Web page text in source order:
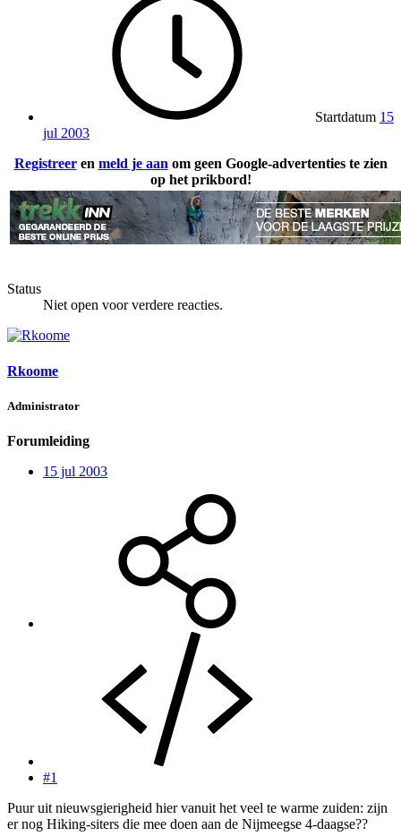
Startdatum 15
jul 2003
Registreeren meld je aan om geen Google-advertenties te zien
op het prikbord!
Status
Niet open voor verdere reacties.
Rkoome
Administrator
Forumleiding
15 jul 2003
#1
Puur uit nieuwsgierigheid hier vanuit het veel te warme zuiden: zijn
er nog Hiking-siters die mee doen aan de Nijmeegse 4-daagse??